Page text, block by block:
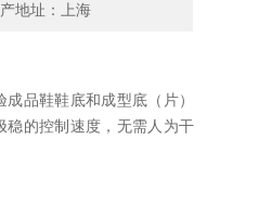
地址：上海
品鞋鞋底和成型底（片）
稳的控制速度，无需人为干